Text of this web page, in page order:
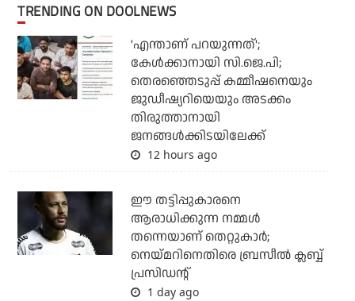
TRENDING ON DOOLNEWS
'എന്താണ് പറയുന്നത്';
കേള്‍ക്കാനായി സി.ജെ.പി;
തെരഞ്ഞെടുപ്പ് കമ്മീഷനെയും
ജുഡീഷ്യറിയെയും അടക്കം
തിരുത്താനായി
ജനങ്ങള്‍ക്കിടയിലേക്ക്
12 hours ago
ഈ തട്ടിപ്പുകാരനെ
ആരാധിക്കുന്ന നമ്മള്‍
തന്നെയാണ് തെറ്റുകാര്‍;
നെയ്മറിനെതിരെ ബ്രസീല്‍ ക്ലബ്ബ്
പ്രസിഡന്റ്
1 day ago